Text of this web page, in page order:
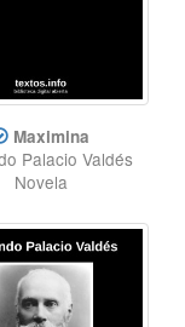
Maximina
Palacio Valdés
Novela